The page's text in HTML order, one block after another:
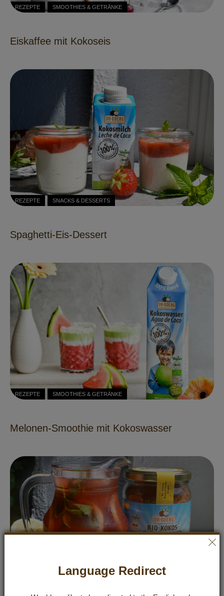
REZEPTE SMOOTHIES & GETRÄNKE
Eiskaffee mit Kokoseis
REZEPTE SNACKS & DESSERTS
Spaghetti-Eis-Dessert
REZEPTE SMOOTHIES & GETRÄNKE
Melonen-Smoothie mit Kokoswasser
Language Redirect